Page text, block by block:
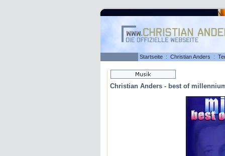
Startseite : Christian Anders :
Christian Anders - best of